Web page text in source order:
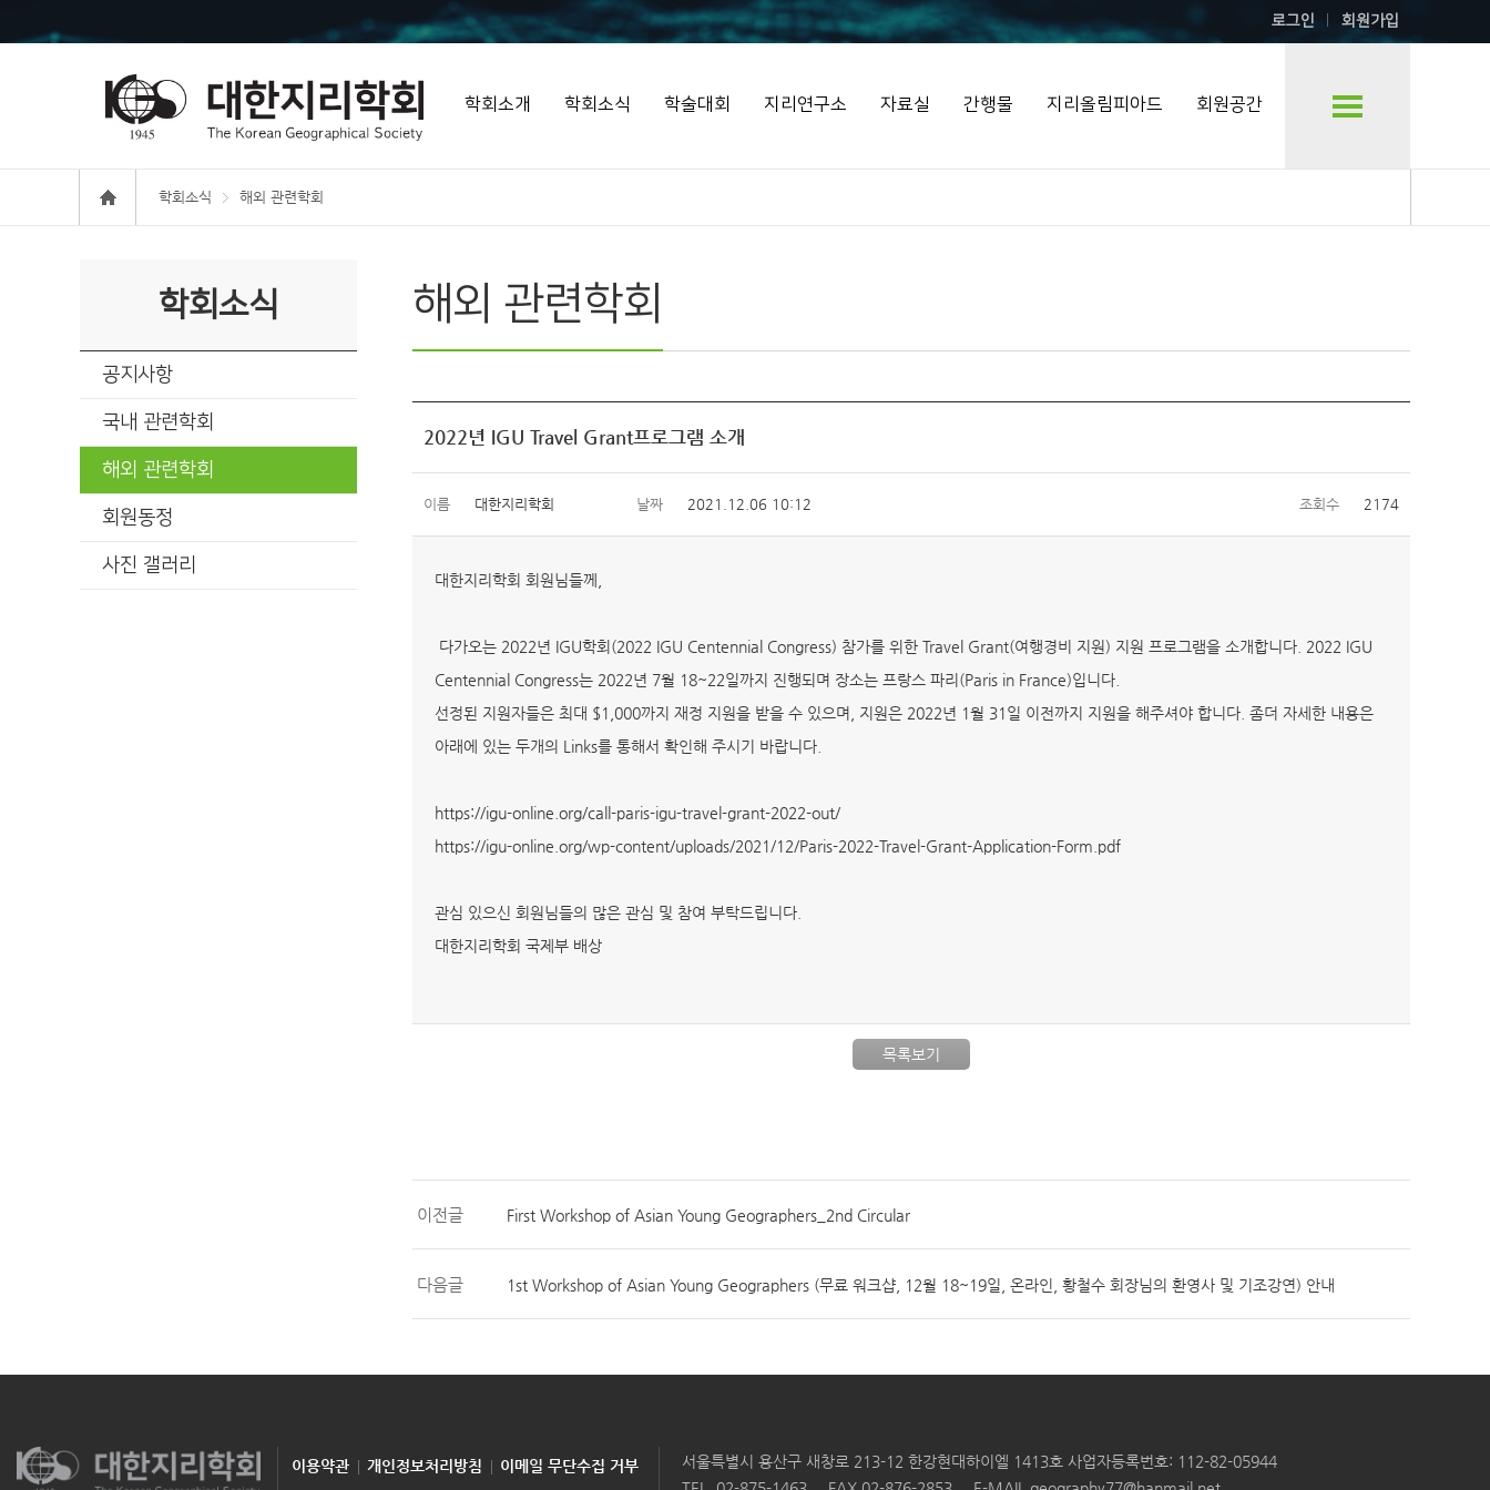
로그인 회원가입
학회소개 학회소식 학술대회 지리연구소 자료실 간행물 지리올림피아드 회원공간
학회소식 해외 관련학회
학회소식
공지사항
국내 관련학회
해외 관련학회
회원동정
사진 갤러리
해외 관련학회
2022년 IGU Travel Grant프로그램 소개
이름 대한지리학회 날짜 2021.12.06 10:12 조회수 2174
대한지리학회 회원님들께,
다가오는 2022년 IGU학회(2022 IGU Centennial Congress) 참가를 위한 Travel Grant(여행경비 지원) 지원 프로그램을 소개합니다. 2022 IGU
Centennial Congress는 2022년 7월 18~22일까지 진행되며 장소는 프랑스 파리(Paris in France)입니다.
선정된 지원자들은 최대 $1,000까지 재정 지원을 받을 수 있으며, 지원은 2022년 1월 31일 이전까지 지원을 해주셔야 합니다. 좀더 자세한 내용은
아래에 있는 두개의 Links를 통해서 확인해 주시기 바랍니다.
https://igu-online.org/call-paris-igu-travel-grant-2022-out/
https://igu-online.org/wp-content/uploads/2021/12/Paris-2022-Travel-Grant-Application-Form.pdf
관심 있으신 회원님들의 많은 관심 및 참여 부탁드립니다.
대한지리학회 국제부 배상
목록보기
이전글 First Workshop of Asian Young Geographers_2nd Circular
다음글 1st Workshop of Asian Young Geographers (무료 워크샵, 12월 18~19일, 온라인, 황철수 회장님의 환영사 및 기조강연) 안내
이용약관 개인정보처리방침 이메일 무단수집 거부 서울특별시 용산구 새창로 213-12 한강현대하이엘 1413호 사업자등록번호: 112-82-05944